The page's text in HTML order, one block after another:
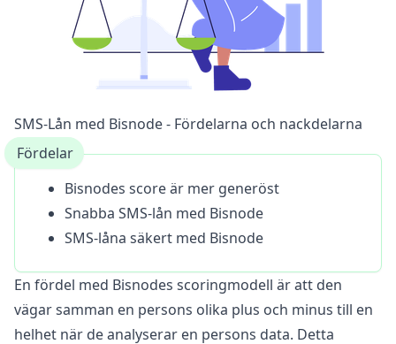
SMS-Lån med Bisnode - Fördelarna och nackdelarna
Fördelar
Bisnodes score är mer generöst
Snabba SMS-lån med Bisnode
SMS-låna säkert med Bisnode
En fördel med Bisnodes scoringmodell är att den
vägar samman en persons olika plus och minus till en
helhet när de analyserar en persons data. Detta